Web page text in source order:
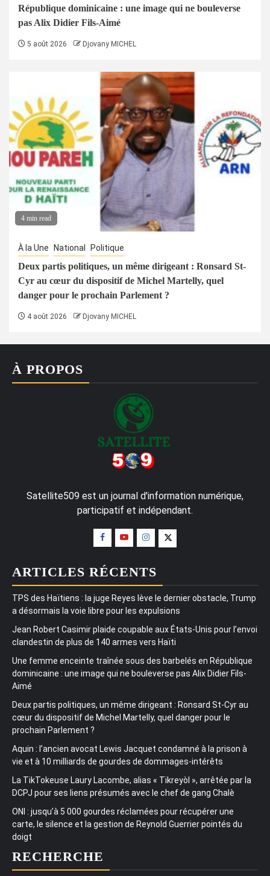
République dominicaine : une image qui ne bouleverse
pas Alix Didier Fils-Aimé
5 août 2026 Djovany MICHEL
4 min read
À la Une National Politique
Deux partis politiques, un même dirigeant : Ronsard St-
Cyr au cœur du dispositif de Michel Martelly, quel
danger pour le prochain Parlement ?
4 août 2026 Djovany MICHEL
À PROPOS
Satellite509 est un journal d'information numérique,
participatif et indépendant.
ARTICLES RÉCENTS
TPS des Haïtiens : la juge Reyes lève le dernier obstacle, Trump
a désormais la voie libre pour les expulsions
Jean Robert Casimir plaide coupable aux États-Unis pour l’envoi
clandestin de plus de 140 armes vers Haïti
Une femme enceinte traînée sous des barbelés en République
dominicaine : une image qui ne bouleverse pas Alix Didier Fils-
Aimé
Deux partis politiques, un même dirigeant : Ronsard St-Cyr au
cœur du dispositif de Michel Martelly, quel danger pour le
prochain Parlement ?
Aquin : l’ancien avocat Lewis Jacquet condamné à la prison à
vie et à 10 milliards de gourdes de dommages-intérêts
La TikTokeuse Laury Lacombe, alias « Tikreyòl », arrêtée par la
DCPJ pour ses liens présumés avec le chef de gang Chalè
ONI : jusqu’à 5 000 gourdes réclamées pour récupérer une
carte, le silence et la gestion de Reynold Guerrier pointés du
doigt
RECHERCHE